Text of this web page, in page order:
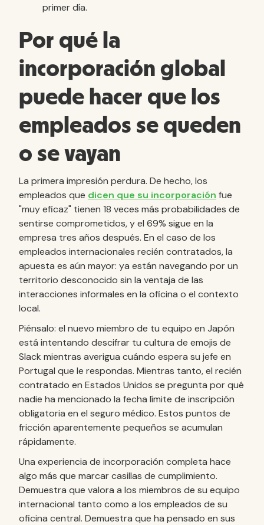
primer día.
Por qué la
incorporación global
puede hacer que los
empleados se queden
o se vayan
La primera impresión perdura. De hecho, los
empleados que dicen que su incorporación fue
"muy eficaz" tienen 18 veces más probabilidades de
sentirse comprometidos, y el 69% sigue en la
empresa tres años después. En el caso de los
empleados internacionales recién contratados, la
apuesta es aún mayor: ya están navegando por un
territorio desconocido sin la ventaja de las
interacciones informales en la oficina o el contexto
local.
Piénsalo: el nuevo miembro de tu equipo en Japón
está intentando descifrar tu cultura de emojis de
Slack mientras averigua cuándo espera su jefe en
Portugal que le respondas. Mientras tanto, el recién
contratado en Estados Unidos se pregunta por qué
nadie ha mencionado la fecha límite de inscripción
obligatoria en el seguro médico. Estos puntos de
fricción aparentemente pequeños se acumulan
rápidamente.
Una experiencia de incorporación completa hace
algo más que marcar casillas de cumplimiento.
Demuestra que valora a los miembros de su equipo
internacional tanto como a los empleados de su
oficina central. Demuestra que ha pensado en sus